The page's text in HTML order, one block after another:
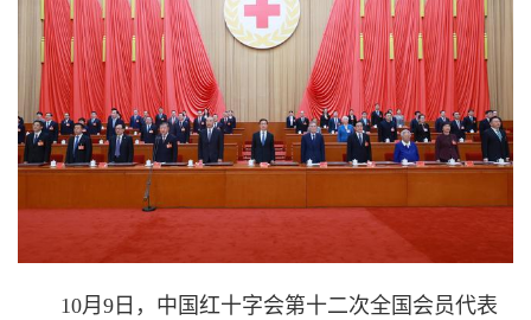
10月9日，中国红十字会第十二次全国会员代表